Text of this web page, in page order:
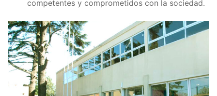
competentes y comprometidos con la sociedad.